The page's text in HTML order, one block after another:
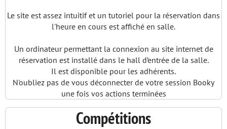
Le site est assez intuitif et un tutoriel pour la réservation dans
l'heure en cours est affiché en salle.
Un ordinateur permettant la connexion au site internet de
réservation est installé dans le hall d’entrée de la salle.
Il est disponible pour les adhérents.
N'oubliez pas de vous déconnecter de votre session Booky
une fois vos actions terminées
Compétitions